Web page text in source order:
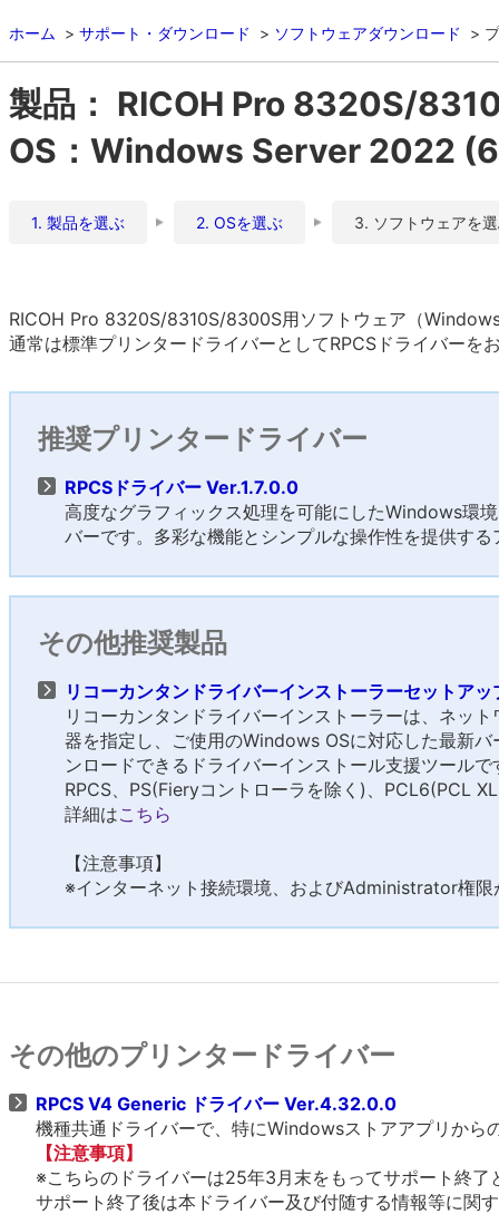
ホーム サポート・ダウンロード ソフトウェアダウンロード
製品： RICOH Pro 8320S/
OS：Windows Server 2022
1. 製品を選ぶ 2. OSを選ぶ 3. ソフトウェアを
RICOH Pro 8320S/8310S/8300S用ソフトウェア（
通常は標準プリンタードライバーとしてRPCSドライバーを
推奨プリンタードライバー
RPCSドライバー Ver.1.7.0.0
高度なグラフィックス処理を可能にしたWindows環
バーです。多彩な機能とシンプルな操作性を提供す
その他推奨製品
リコーカンタンドライバーインストーラーセットア
リコーカンタンドライバーインストーラーは、ネッ
器を指定し、ご使用のWindows OSに対応した最新
ンロードできるドライバーインストール支援ツールで
RPCS、PS(Fieryコントローラを除く)、PCL6(PCL
詳細はこちら
【注意事項】
※インターネット接続環境、およびAdministrator権限
その他のプリンタードライバー
RPCS V4 Generic ドライバー Ver.4.32.0.0
機種共通ドライバーで、特にWindowsストアアプリから
【注意事項】
※こちらのドライバーは25年3月末をもってサポート終了
サポート終了後は本ドライバー及び付随する情報等に関